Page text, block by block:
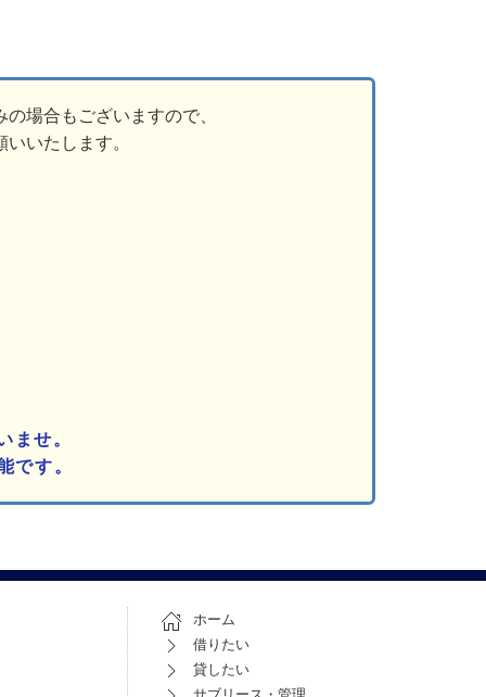
場合もございますので、
いたします。
ませ。
です。
ホーム
借りたい
貸したい